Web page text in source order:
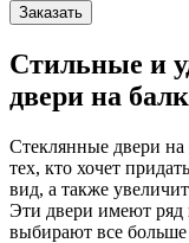
Заказать
Стильные и
двери на
Стеклянные двери
тех, кто хочет
вид, а также
Эти двери имеют ряд
выбирают все